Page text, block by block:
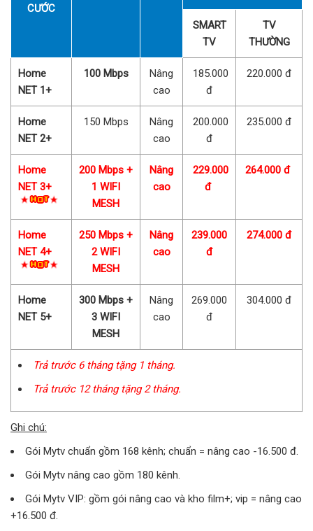
CƯỚC
SMART
TV
TV
THƯỜNG
Home
NET 1+
100 Mbps
Nâng
cao
185.000
đ
220.000 đ
Home
NET 2+
150 Mbps
Nâng
cao
200.000
đ
235.000 đ
Home
NET 3+
200 Mbps +
1 WIFI
MESH
Nâng
cao
229.000
đ
264.000 đ
Home
NET 4+
250 Mbps +
2 WIFI
MESH
Nâng
cao
239.000
đ
274.000 đ
Home
NET 5+
300 Mbps +
3 WIFI
MESH
Nâng
cao
269.000
đ
304.000 đ
Trả trước 6 tháng tặng 1 tháng.
Trả trước 12 tháng tặng 2 tháng.
Ghi chú:
Gói Mytv chuẩn gồm 168 kênh; chuẩn = nâng cao -16.500 đ.
Gói Mytv nâng cao gồm 180 kênh.
Gói Mytv VIP: gồm gói nâng cao và kho film+; vip = nâng cao
+16.500 đ.